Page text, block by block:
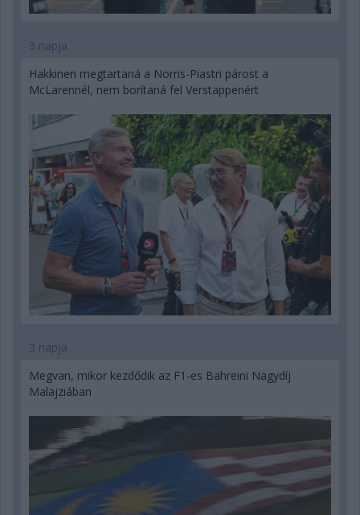
3 napja
Hakkinen megtartaná a Norris-Piastri párost a
McLarennél, nem borítaná fel Verstappenért
3 napja
Megvan, mikor kezdődik az F1-es Bahreini Nagydíj
Malajziában